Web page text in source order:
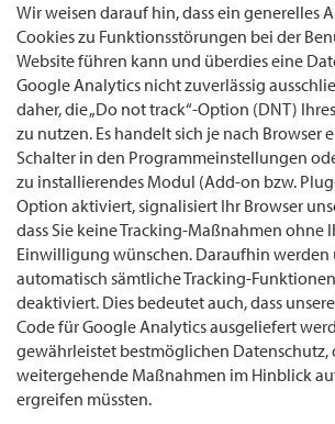
Wir weisen darauf hin, dass ein generelles
Cookies zu Funktionsstörungen bei der
Website führen kann und überdies eine
Google Analytics nicht zuverlässig
daher, die „Do not track“-Option (DNT)
zu nutzen. Es handelt sich je nach Browser
Schalter in den Programmeinstellungen
zu installierendes Modul (Add-on bzw.
Option aktiviert, signalisiert Ihr Browser
dass Sie keine Tracking-Maßnahmen ohne
Einwilligung wünschen. Daraufhin werden
automatisch sämtliche Tracking-
deaktiviert. Dies bedeutet auch, dass
Code für Google Analytics ausgeliefert
gewährleistet bestmöglichen Datenschutz,
weitergehende Maßnahmen im Hinblick
ergreifen müssten.